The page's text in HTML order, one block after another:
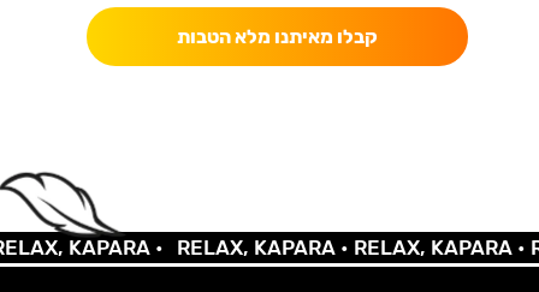
קבלו מאיתנו מלא הטבות
KAPARA • RELAX, KAPARA •RELAX, KAPARA •